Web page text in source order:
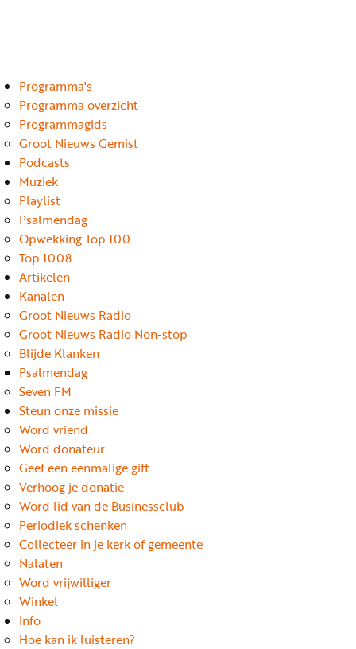
Programma's
Programma overzicht
Programmagids
Groot Nieuws Gemist
Podcasts
Muziek
Playlist
Psalmendag
Opwekking Top 100
Top 1008
Artikelen
Kanalen
Groot Nieuws Radio
Groot Nieuws Radio Non-stop
Blijde Klanken
Psalmendag
Seven FM
Steun onze missie
Word vriend
Word donateur
Geef een eenmalige gift
Verhoog je donatie
Word lid van de Businessclub
Periodiek schenken
Collecteer in je kerk of gemeente
Nalaten
Word vrijwilliger
Winkel
Info
Hoe kan ik luisteren?
Podcasts
Muziek
Artikelen
Kanalen
Steun
onze
missie
Info
Word
nu
vriend
Businessclub
Adverteren
Winkel
Privacy
reglement
Algemene
voorwaarden